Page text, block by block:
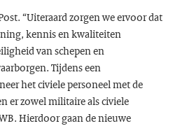
“Uiteraard zorgen we ervoor dat
kennis en kwaliteiten
van schepen en
Tijdens een
het civiele personeel met de
er zowel militaire als civiele
Hierdoor gaan de nieuwe